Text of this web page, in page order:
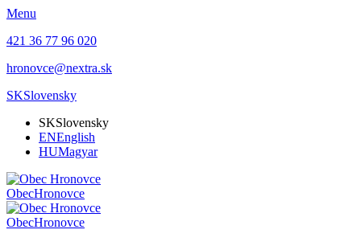
Menu
421 36 77 96 020
hronovce@nextra.sk
SKSlovensky
SKSlovensky
ENEnglish
HUMagyar
ObecHronovce
ObecHronovce